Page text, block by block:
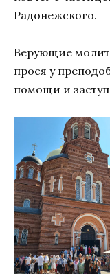
Радонежского.
Верующие
прося у
помощи и